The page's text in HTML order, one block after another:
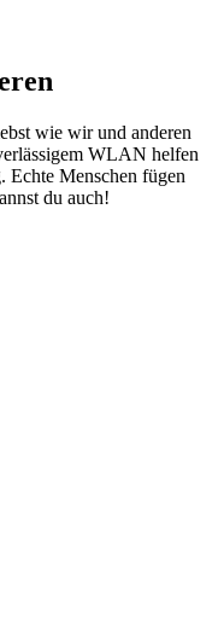
wie wir und anderen
WLAN helfen
Echte Menschen fügen
du auch!